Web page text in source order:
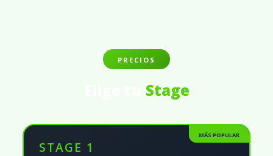
PRECIOS
Stage
MÁS POPULAR
STAGE 1